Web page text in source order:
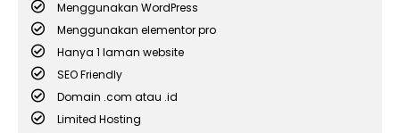
Menggunakan WordPress
Menggunakan elementor pro
Hanya 1 laman website
SEO Friendly
Domain .com atau .id
Limited Hosting